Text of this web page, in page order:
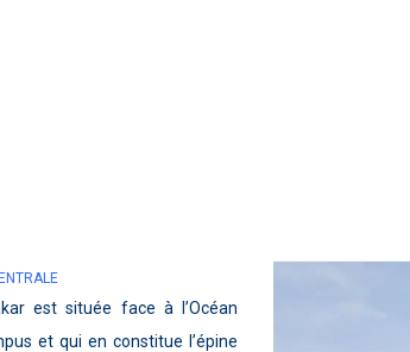
est située face à l’Océan
et qui en constitue l’épine